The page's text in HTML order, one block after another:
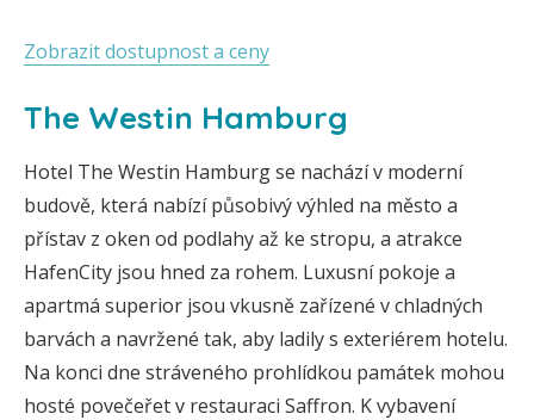
Zobrazit dostupnost a ceny
The Westin Hamburg
Hotel The Westin Hamburg se nachází v moderní
budově, která nabízí působivý výhled na město a
přístav z oken od podlahy až ke stropu, a atrakce
HafenCity jsou hned za rohem. Luxusní pokoje a
apartmá superior jsou vkusně zařízené v chladných
barvách a navržené tak, aby ladily s exteriérem hotelu.
Na konci dne stráveného prohlídkou památek mohou
hosté povečeřet v restauraci Saffron. K vybavení